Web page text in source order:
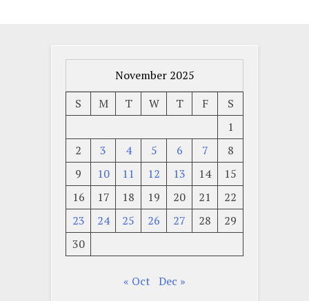
November 2025
S
M T W T F
S
1
2
3 4 5 6 7
8
9
10 11 12 13 14
15
16
17 18 19 20 21
22
23
24 25 26 27 28
29
30
« Oct Dec »